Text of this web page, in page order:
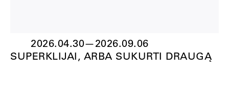
2026.04.30—2026.09.06
SUPERKLIJAI, ARBA SUKURTI DRAUGĄ